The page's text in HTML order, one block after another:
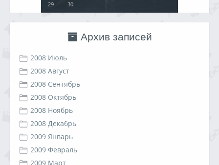
29 30
Архив записей
2008 Июль
2008 Август
2008 Сентябрь
2008 Октябрь
2008 Ноябрь
2008 Декабрь
2009 Январь
2009 Февраль
2009 Март